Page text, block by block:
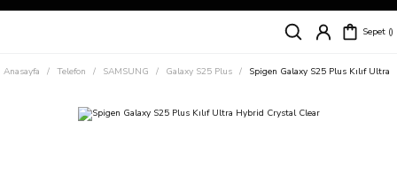
Siparişleriniz
Süper İndirimli Fiyatlar
Sepet
Anasayfa Telefon SAMSUNG Galaxy S25 Plus Spigen Galaxy S25 Plus Kılıf Ultra